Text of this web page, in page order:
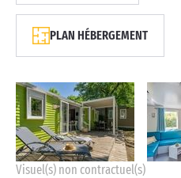
PLAN HÉBERGEMENT
Visuel(s) non contractuel(s)